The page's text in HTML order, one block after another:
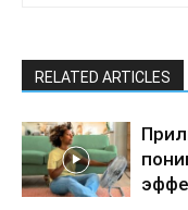
RELATED ARTICLES